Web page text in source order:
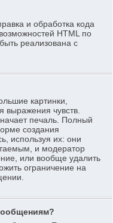
и обработка кода
HTML по
реализована с
картинки,
выражения чувств.
печаль. Полный
создания
используя их: они
и модератор
или вообще удалить
ограничение на